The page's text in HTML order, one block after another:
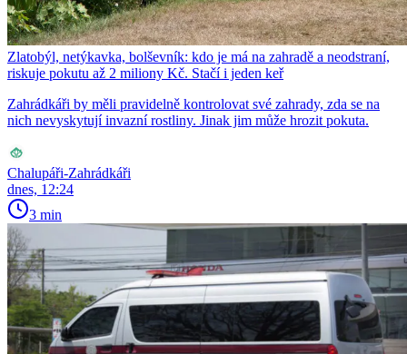
Zlatobýl, netýkavka, bolševník: kdo je má na zahradě a neodstraní,
riskuje pokutu až 2 miliony Kč. Stačí i jeden keř
Zahrádkáři by měli pravidelně kontrolovat své zahrady, zda se na
nich nevyskytují invazní rostliny. Jinak jim může hrozit pokuta.
Chalupáři-Zahrádkáři
dnes, 12:24
3 min